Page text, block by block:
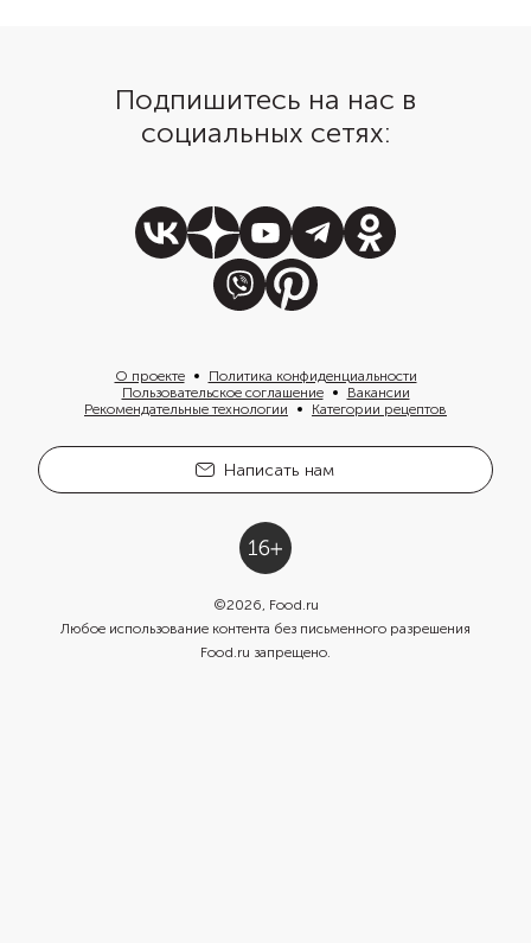
Подпишитесь на нас в
социальных сетях:
О проекте
Политика конфиденциальности
Пользовательское соглашение
Вакансии
Рекомендательные технологии
Категории рецептов
Написать нам
©2026, Food.ru
Любое использование контента без письменного разрешения
Food.ru запрещено.